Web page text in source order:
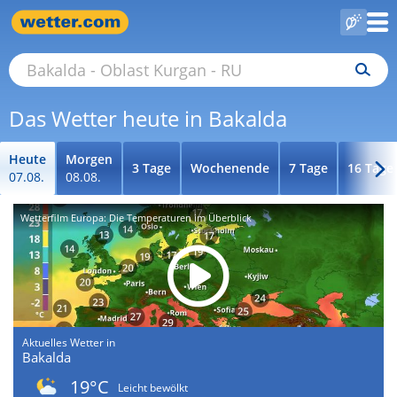
Das Wetter heute in Bakalda
Heute
07.08.
Morgen
08.08.
3 Tage Wochenende 7 Tage 16 Tage
Wetterfilm Europa: Die Temperaturen im Überblick
Aktuelles Wetter in
Bakalda
19°C
Leicht bewölkt